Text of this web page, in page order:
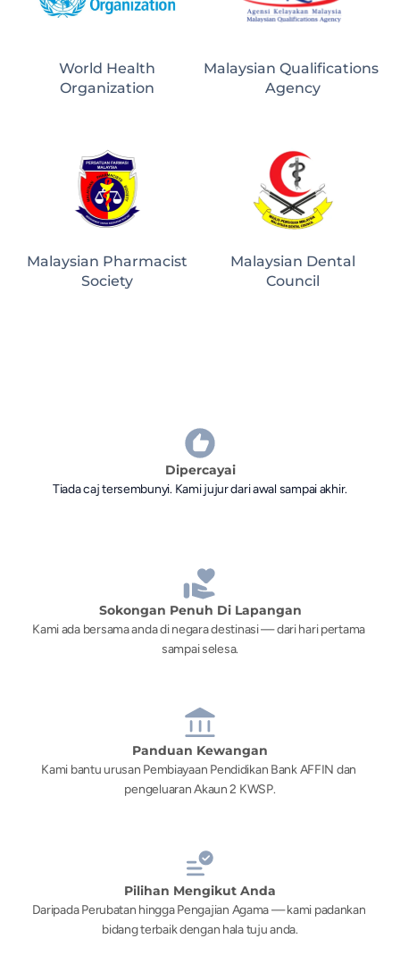
World Health
Organization
Malaysian Qualifications
Agency
Malaysian Pharmacist
Society
Malaysian Dental
Council
Dipercayai
Tiada caj tersembunyi. Kami jujur dari awal sampai akhir.
Sokongan Penuh Di Lapangan
Kami ada bersama anda di negara destinasi — dari hari pertama
sampai selesa.
Panduan Kewangan
Kami bantu urusan Pembiayaan Pendidikan Bank AFFIN dan
pengeluaran Akaun 2 KWSP.
Pilihan Mengikut Anda
Daripada Perubatan hingga Pengajian Agama — kami padankan
bidang terbaik dengan hala tuju anda.